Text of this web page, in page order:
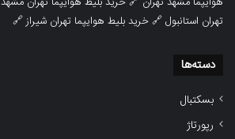
تهران استانبول🔗خرید بلیط هوایپما تهران شیراز🔗
دسته‌ها
بسکتبال
رپورتاژ